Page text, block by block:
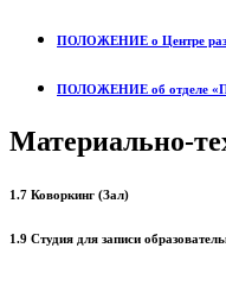
ПОЛОЖЕНИЕ о Центре
ПОЛОЖЕНИЕ об отделе
Материально-
1.7 Коворкинг (Зал)
1.9 Студия для записи